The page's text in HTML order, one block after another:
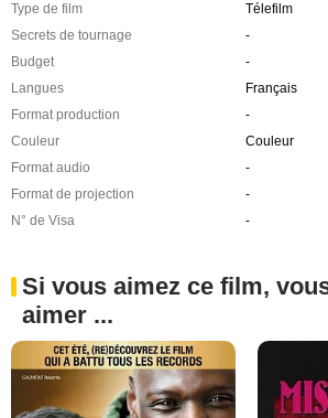
Type de film
Télefilm
Secrets de tournage
-
Budget
-
Langues
Français
Format production
-
Couleur
Couleur
Format audio
-
Format de projection
-
N° de Visa
-
Si vous aimez ce film,
aimer ...